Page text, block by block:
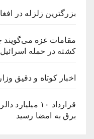
بزرگترین زلزله در
کشته در حمله اسرائیل
اخبار کوتاه و دقیق
برق به امضا رسید